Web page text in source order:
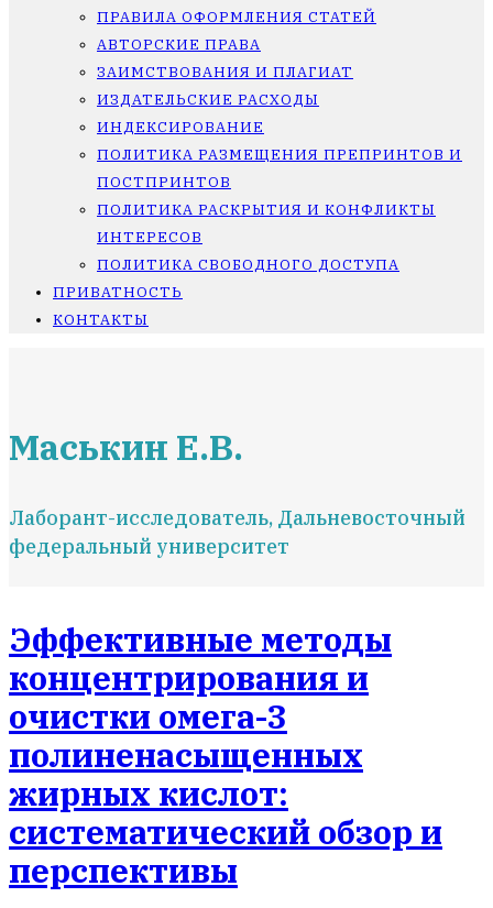
ПРАВИЛА ОФОРМЛЕНИЯ СТАТЕЙ
АВТОРСКИЕ ПРАВА
ЗАИМСТВОВАНИЯ И ПЛАГИАТ
ИЗДАТЕЛЬСКИЕ РАСХОДЫ
ИНДЕКСИРОВАНИЕ
ПОЛИТИКА РАЗМЕЩЕНИЯ ПРЕПРИНТОВ И
ПОСТПРИНТОВ
ПОЛИТИКА РАСКРЫТИЯ И КОНФЛИКТЫ
ИНТЕРЕСОВ
ПОЛИТИКА СВОБОДНОГО ДОСТУПА
ПРИВАТНОСТЬ
КОНТАКТЫ
Маськин Е.В.
Лаборант-исследователь, Дальневосточный
федеральный университет
Эффективные методы
концентрирования и
очистки омега-3
полиненасыщенных
жирных кислот:
систематический обзор и
перспективы